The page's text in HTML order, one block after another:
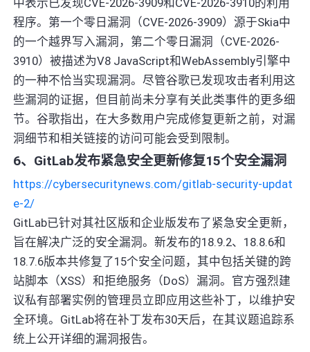
程序。第一个零日漏洞（CVE-2026-3909）源于Skia中
的一个越界写入漏洞，第二个零日漏洞（CVE-2026-
3910）被描述为V8 JavaScript和WebAssembly引擎中
的一种不恰当实现漏洞。尽管谷歌已发现攻击者利用这
些漏洞的证据，但目前尚未分享有关此类事件的更多细
节。谷歌指出，在大多数用户完成修复更新之前，对漏
洞细节和相关链接的访问可能会受到限制。
6、GitLab发布紧急安全更新修复15个安全漏洞
https://cybersecuritynews.com/gitlab-security-updat
e-2/
GitLab已针对其社区版和企业版发布了紧急安全更新，
旨在解决广泛的安全漏洞。新发布的18.9.2、18.8.6和
18.7.6版本共修复了15个安全问题，其中包括关键的跨
站脚本（XSS）和拒绝服务（DoS）漏洞。官方强烈建
议私有部署实例的管理员立即应用这些补丁，以维护安
全环境。GitLab将在补丁发布30天后，在其议题追踪系
统上公开详细的漏洞报告。